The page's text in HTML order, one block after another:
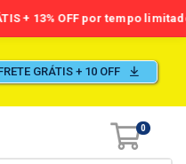
GRÁTIS + 10 OFF
0